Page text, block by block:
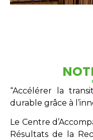
“Accélérer la
durable grâce à
Le Centre
Résultats de la